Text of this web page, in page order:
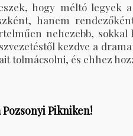
hogy méltó legyek
hanem
nehezebb,
kezdve a
tolmácsolni, és ehhez
Pikniken!